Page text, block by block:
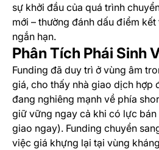
sự khởi đầu của quá trình
mới – thường đánh dấu điểm
ngắn hạn.
Phân Tích Phái Sinh
Funding đã duy trì ở vùng âm
giá, cho thấy nhà giao dịch hợp
đang nghiêng mạnh về phía
giữ vững ngay cả khi có lực
giao ngay). Funding chuyển
việc giá khựng lại tại vùng